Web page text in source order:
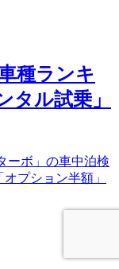
種ランキ
タル試乗」
ーボ」の車中泊検
プション半額」